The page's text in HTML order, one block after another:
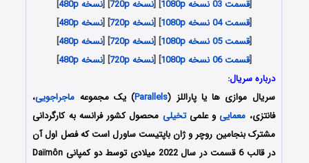
[قسمت 03 نسخه 1080p ] [نسخه 720p ] [نسخه 480p
]
[قسمت 04 نسخه 1080p ] [نسخه 720p ] [نسخه 480p
]
[قسمت 05 نسخه 1080p ] [نسخه 720p ] [نسخه 480p
]
[قسمت 06 نسخه 1080p ] [نسخه 720p ] [نسخه 480p
]
درباره سریال:
سریال موازی ها یا پاراللز (Parallels) یک مجموعه ماجراجویی،
فانتزی، معماییو علمیتخیلی محصول کشور فرانسه به کارگردانی
مشترک بنجامین روچر و ژان باپتیست ساورل است که فصل اول آن
در قالب 6 قسمت در سال 2022 میلادی توسط دو کمپانی Daïmôn